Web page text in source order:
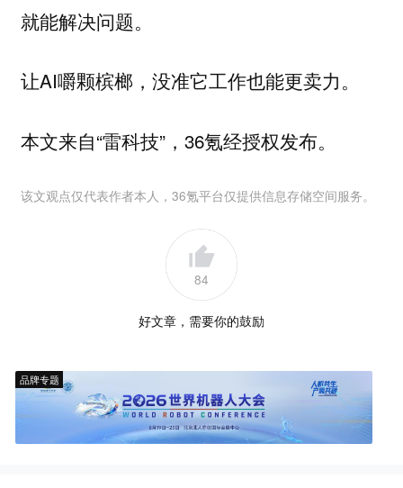
就能解决问题。
让AI嚼颗槟榔，没准它工作也能更卖力。
本文来自“雷科技”，36氪经授权发布。
该文观点仅代表作者本人，36氪平台仅提供信息存储空间服务。
84
好文章，需要你的鼓励
品牌专题